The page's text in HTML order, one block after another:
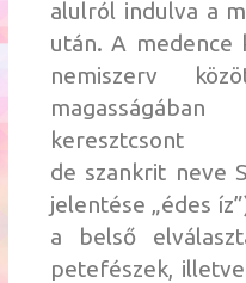
alulról indulva a
után. A medence
nemiszerv
de szankrit neve
jelentése „édes
a belső
petefészek,